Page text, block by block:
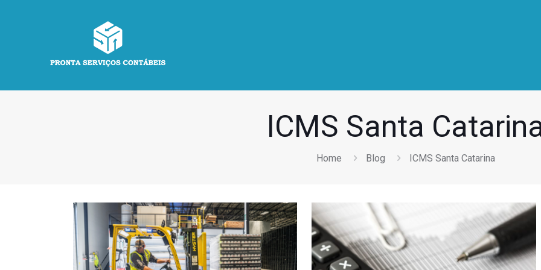
ICMS Santa
Home Blog ICMS Santa Catarina